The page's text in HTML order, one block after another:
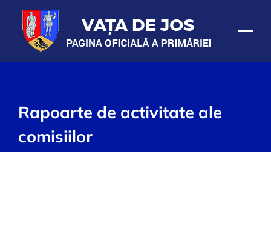
content
Rapoarte de activitate ale
comisiilor